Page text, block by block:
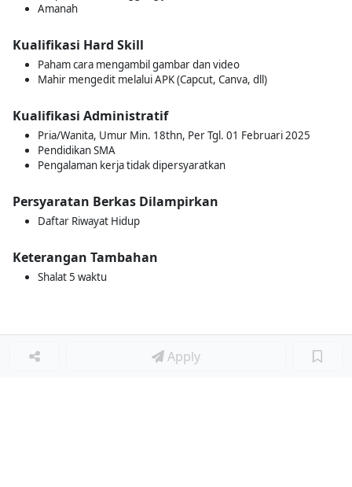
Amanah
Kualifikasi Hard Skill
Paham cara mengambil gambar dan video
Mahir mengedit melalui APK (Capcut, Canva, dll)
Kualifikasi Administratif
Pria/Wanita, Umur Min. 18thn, Per Tgl. 01 Februari 2025
Pendidikan SMA
Pengalaman kerja tidak dipersyaratkan
Persyaratan Berkas Dilampirkan
Daftar Riwayat Hidup
Keterangan Tambahan
Shalat 5 waktu
Apply